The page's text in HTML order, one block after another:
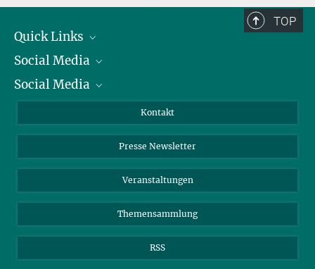
TOP
Quick Links
Präsident
Zahlen und Fakten
Meldestelle Fehlverhalten
Social Media
Bluesky
Social Media
YouTube
Kontakt
Presse Newsletter
Veranstaltungen
Themensammlung
RSS